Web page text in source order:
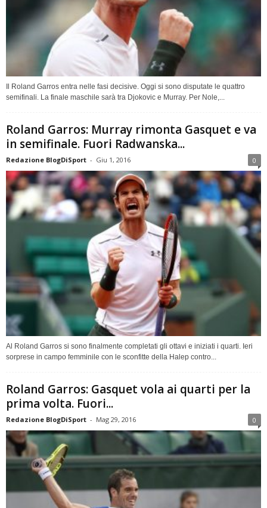
Il Roland Garros entra nelle fasi decisive. Oggi si sono disputate le quattro
semifinali. La finale maschile sarà tra Djokovic e Murray. Per Nole,...
Roland Garros: Murray rimonta Gasquet e va
in semifinale. Fuori Radwanska...
Redazione BlogDiSport - Giu 1, 2016 0
Al Roland Garros si sono finalmente completati gli ottavi e iniziati i quarti. Ieri
sorprese in campo femminile con le sconfitte della Halep contro...
Roland Garros: Gasquet vola ai quarti per la
prima volta. Fuori...
Redazione BlogDiSport - Mag 29, 2016 0